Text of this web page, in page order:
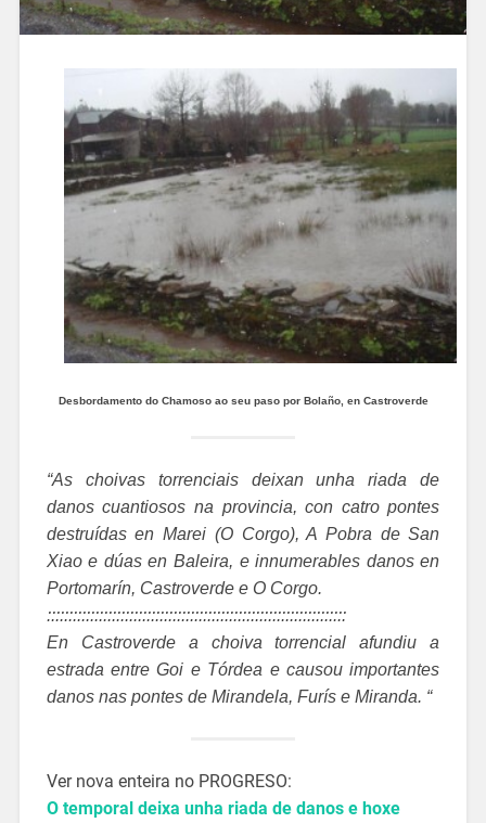
Desbordamento do Chamoso ao seu paso por Bolaño, en Castroverde
“As choivas torrenciais deixan unha riada de
danos cuantiosos na provincia, con catro pontes
destruídas en Marei (O Corgo), A Pobra de San
Xiao e dúas en Baleira, e innumerables danos en
Portomarín, Castroverde e O Corgo.
:::::::::::::::::::::::::::::::::::::::::::::::::::::::::::::::::::::
En Castroverde a choiva torrencial afundiu a
estrada entre Goi e Tórdea e causou importantes
danos nas pontes de Mirandela, Furís e Miranda. “
Ver nova enteira no PROGRESO:
O temporal deixa unha riada de danos e hoxe